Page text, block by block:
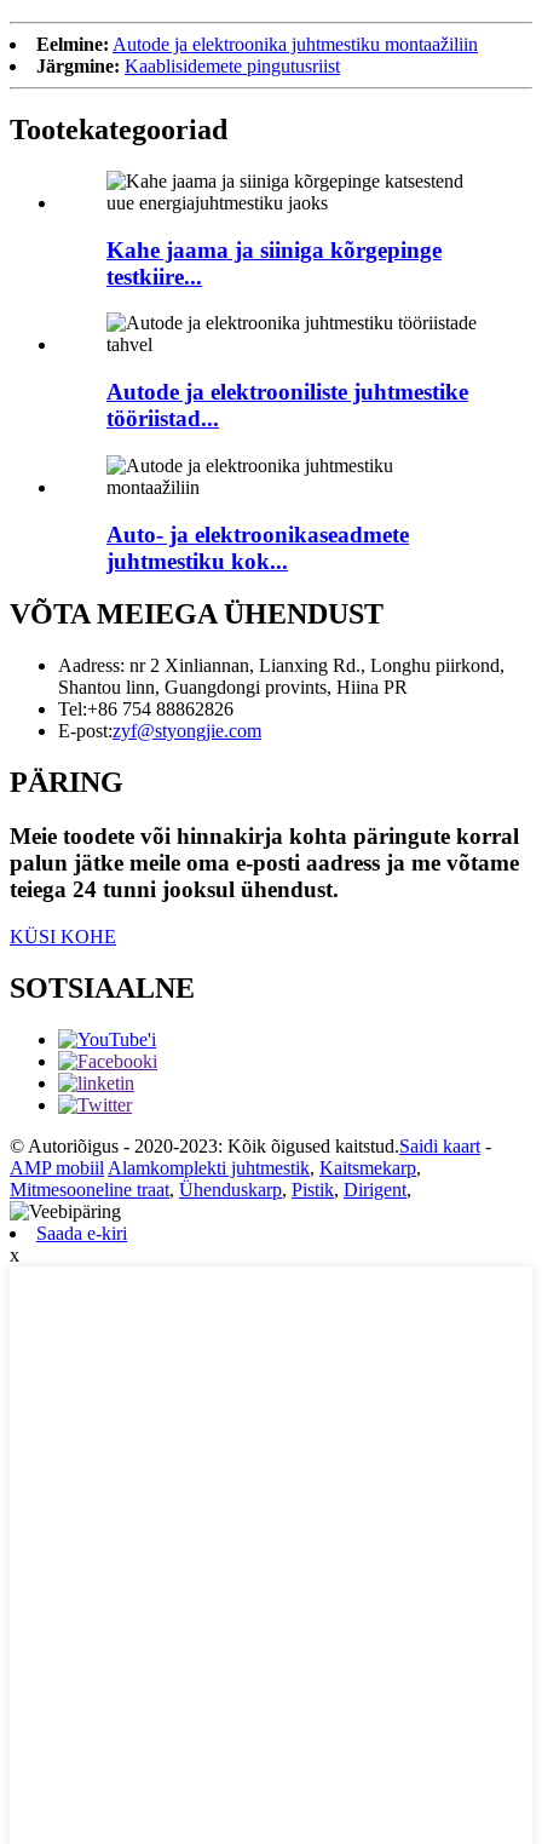
Eelmine: Autode ja elektroonika juhtmestiku montaažiliin
Järgmine: Kaablisidemete pingutusriist
Tootekategooriad
Kahe jaama ja siiniga kõrgepinge
testkiire...
Autode ja elektrooniliste juhtmestike
tööriistad...
Auto- ja elektroonikaseadmete
juhtmestiku kok...
VÕTA MEIEGA ÜHENDUST
Aadress: nr 2 Xinliannan, Lianxing Rd., Longhu piirkond,
Shantou linn, Guangdongi provints, Hiina PR
Tel:+86 754 88862826
E-post:zyf@styongjie.com
PÄRING
Meie toodete või hinnakirja kohta päringute korral
palun jätke meile oma e-posti aadress ja me võtame
teiega 24 tunni jooksul ühendust.
KÜSI KOHE
SOTSIAALNE
© Autoriõigus - 2020-2023: Kõik õigused kaitstud.Saidi kaart -
AMP mobiil Alamkomplekti juhtmestik, Kaitsmekarp,
Mitmesooneline traat, Ühenduskarp, Pistik, Dirigent,
Saada e-kiri
x